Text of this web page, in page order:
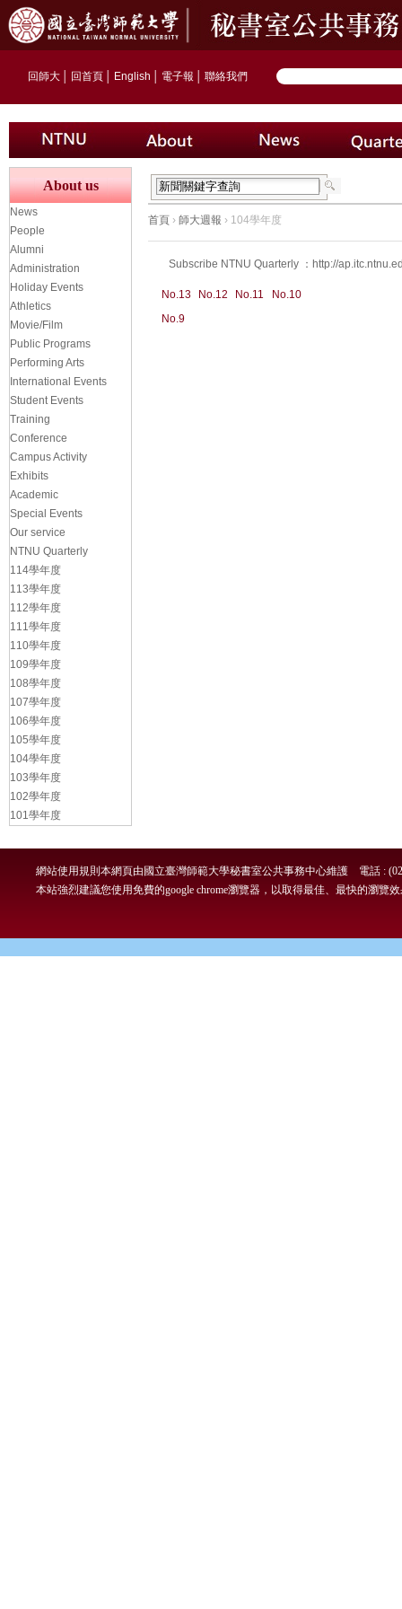
回師大 回首頁 English 電子報 聯絡我們
首頁 › 師大週報 › 104學年度
Subscribe NTNU Quarterly ： http://
No.13 No.12 No.11
No.10
No.9
About us
News
People
Alumni
Administration
Holiday Events
Athletics
Movie/Film
Public Programs
Performing Arts
International Events
Student Events
Training
Conference
Campus Activity
Exhibits
Academic
Special Events
Our service
NTNU Quarterly
114學年度
113學年度
112學年度
111學年度
110學年度
109學年度
108學年度
107學年度
106學年度
105學年度
104學年度
103學年度
102學年度
101學年度
本網頁由國立臺灣師範大學秘書室公共事務中心維護 電話 :
網站使用規則
本站強烈建議您使用免費的google chrome瀏覽器，以取得最佳、最快的瀏覽